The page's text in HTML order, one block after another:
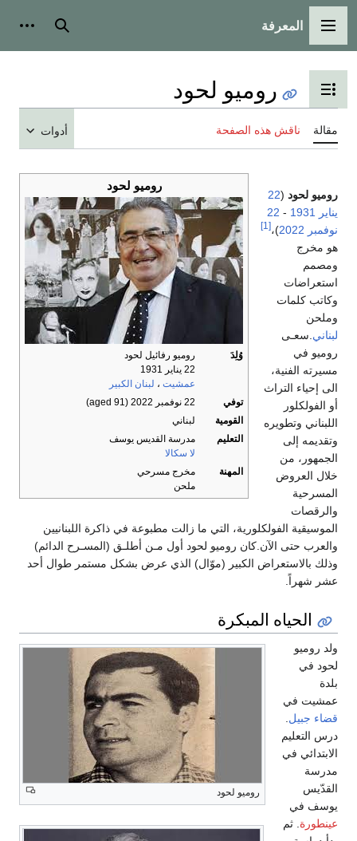
القائمة الرئيسية
المعرفة بحث
تبديل عرض جدول المحتويات
روميو لحود
مقالة ناقش هذه الصفحة أدوات
روميو لحود
وُلِدَ
روميو رفائيل لحود
22 يناير 1931
عمشيت ، لبنان الكبير
توفي
22 نوفمبر 2022
(aged 91)
القومية
لبناني
التعليم
مدرسة القديس يوسف
لا سكالا
المهنة
مخرج مسرحي
ملحن
روميو لحود (
22
يناير
1931
-
22
نوفمبر 2022)،[1]
هو مخرج
ومصمم
استعراضات
وكاتب كلمات
وملحن
لبناني .سعـى
روميو في
مسيرته الفنية،
الى إحياء التراث
أو الفولكلور
اللبناني وتطويره
وتقديمه إلى
الجمهور، من
خلال العروض
المسرحية
والرقصات
الموسيقية الفولكلورية، التي ما زالت مطبوعة في ذاكرة اللبنانيين
والعرب حتى الآن.كان روميو لحود أول مـن أطلـق (المسـرح الدائم)
وذلك بالاستعراض الكبير (موّال) الذي عرض بشكل مستمر طوال أحد
عشر شهراً.
الحياه المبكرة
روميو لحود
ولد روميو
لحود في
بلدة
عمشيت في
قضاء جبيل.
درس التعليم
الابتدائي في
مدرسة
القدّيس
يوسف في
عينطورة. ثم